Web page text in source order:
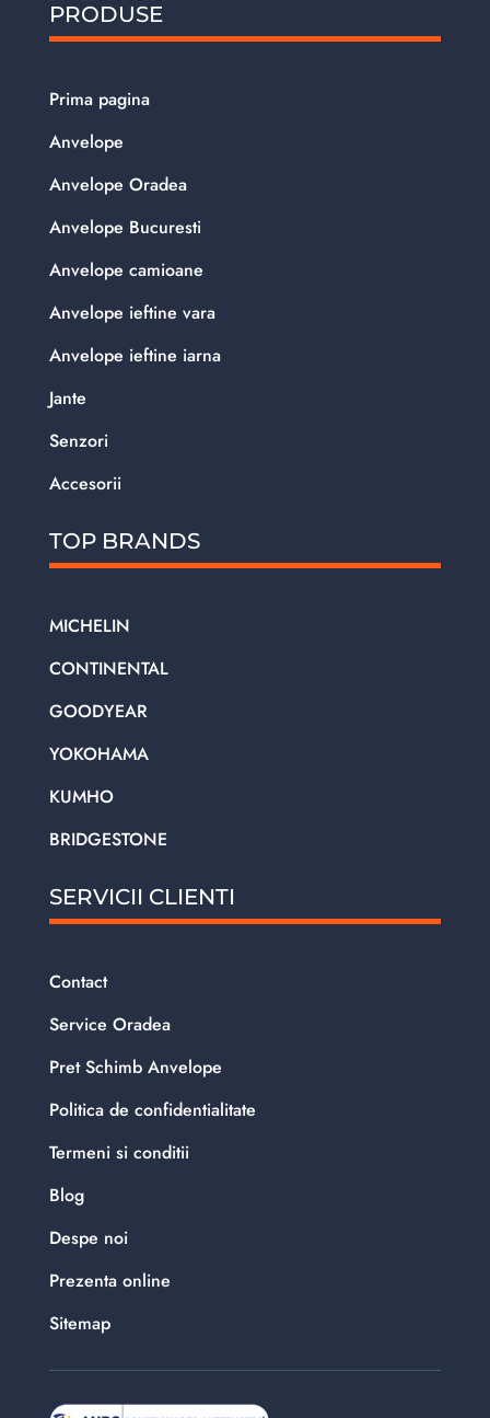
PRODUSE
Prima pagina
Anvelope
Anvelope Oradea
Anvelope Bucuresti
Anvelope camioane
Anvelope ieftine vara
Anvelope ieftine iarna
Jante
Senzori
Accesorii
TOP BRANDS
MICHELIN
CONTINENTAL
GOODYEAR
YOKOHAMA
KUMHO
BRIDGESTONE
SERVICII CLIENTI
Contact
Service Oradea
Pret Schimb Anvelope
Politica de confidentialitate
Termeni si conditii
Blog
Despe noi
Prezenta online
Sitemap